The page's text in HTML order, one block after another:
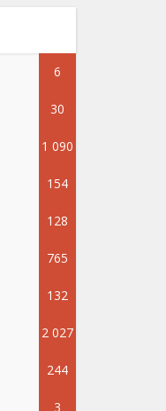
6
30
1 090
154
128
765
132
2 027
244
3